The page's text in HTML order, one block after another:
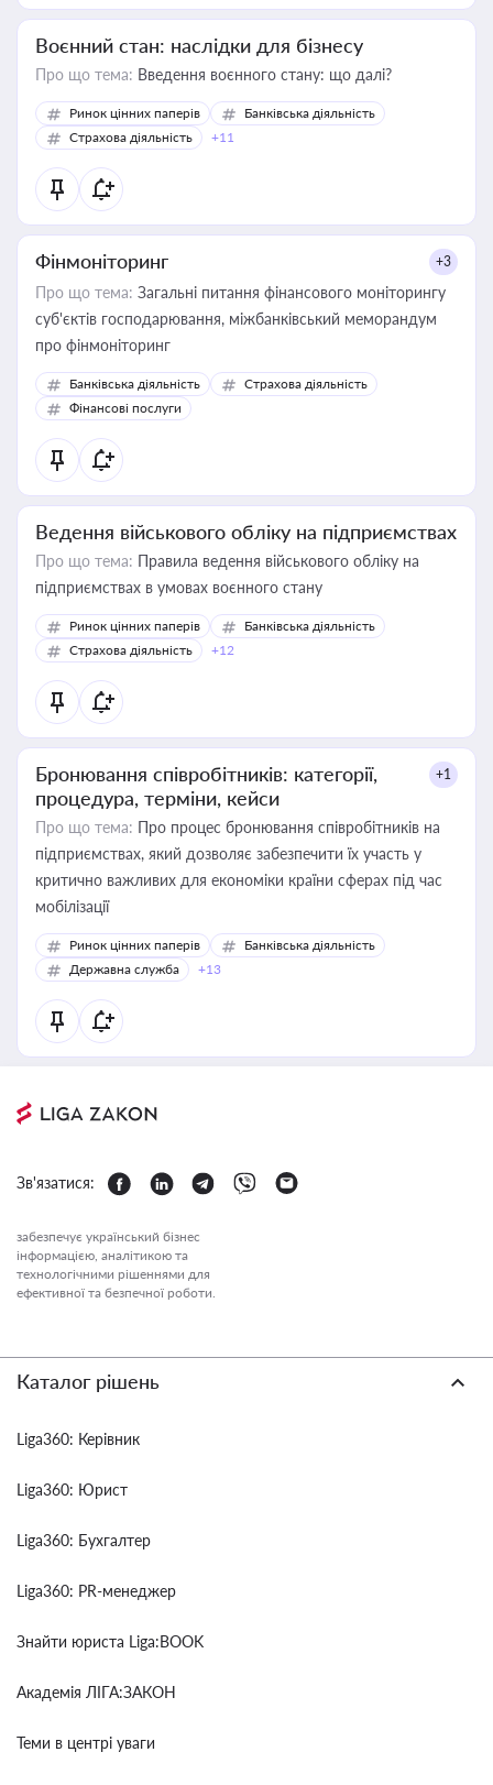
Воєнний стан: наслідки для бізнесу
Про що тема: Введення воєнного стану: що далі?
Ринок цінних паперів
Банківська діяльність
Страхова діяльність
+11
Фінмоніторинг +3
Про що тема: Загальні питання фінансового моніторингу
суб'єктів господарювання, міжбанківський меморандум
про фінмоніторинг
Банківська діяльність
Страхова діяльність
Фінансові послуги
Ведення військового обліку на підприємствах
Про що тема: Правила ведення військового обліку на
підприємствах в умовах воєнного стану
Ринок цінних паперів
Банківська діяльність
Страхова діяльність
+12
Бронювання співробітників: категорії,
процедура, терміни, кейси
+1
Про що тема: Про процес бронювання співробітників на
підприємствах, який дозволяє забезпечити їх участь у
критично важливих для економіки країни сферах під час
мобілізації
Ринок цінних паперів
Банківська діяльність
Державна служба
+13
Зв'язатися:
забезпечує український бізнес
інформацією, аналітикою та
технологічними рішеннями для
ефективної та безпечної роботи.
Каталог рішень
Liga360: Керівник
Liga360: Юрист
Liga360: Бухгалтер
Liga360: PR-менеджер
Знайти юриста Liga:BOOK
Академія ЛІГА:ЗАКОН
Теми в центрі уваги